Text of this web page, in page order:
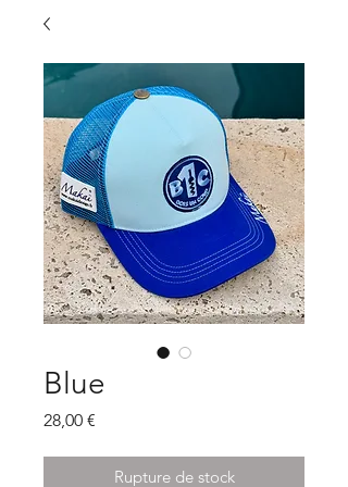
Blue
28,00 €
Rupture de stock